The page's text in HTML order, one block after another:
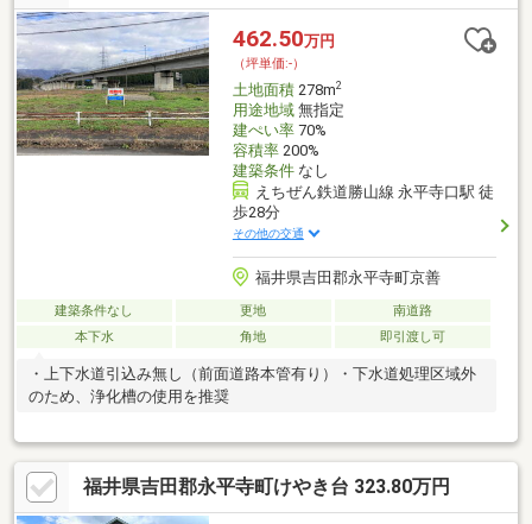
462.50万円
（坪単価:-）
土地面積278m2
用途地域無指定
建ぺい率70%
容積率200%
建築条件なし
えちぜん鉄道勝山線 永平寺口駅 徒
歩28分
その他の交通
福井県吉田郡永平寺町京善
建築条件なし 更地
南道路
本下水
角地 即引渡し可
・上下水道引込み無し（前面道路本管有り）・下水道処理区域外
のため、浄化槽の使用を推奨
福井県吉田郡永平寺町けやき台 323.80万円